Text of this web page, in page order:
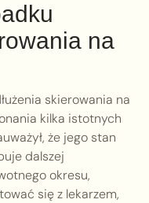
na
skierowania na
kilka istotnych
że jego stan
dalszej
okresu,
się z lekarzem,